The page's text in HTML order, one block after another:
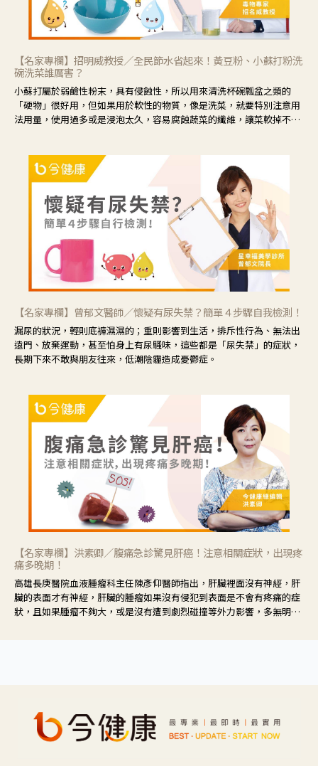
【名家專欄】招明威教授／全民節水省起來！黃豆粉、小蘇打粉洗
碗洗菜誰厲害？
小蘇打屬於弱鹼性粉末，具有侵蝕性，所以用來清洗杯碗瓢盆之類的
「硬物」很好用，但如果用於軟性的物質，像是洗菜，就要特別注意用
法用量，使用過多或是浸泡太久，容易腐蝕蔬菜的纖維，讓菜軟掉不清
【名家專欄】曾郁文醫師／懷疑有尿失禁？簡單４步驟自我檢測！
漏尿的狀況，輕則底褲濕濕的；重則影響到生活，排斥性行為、無法出
遠門、放棄運動，甚至怕身上有尿騷味，這些都是「尿失禁」的症狀，
長期下來不敢與朋友往來，低潮陰霾造成憂鬱症。
【名家專欄】洪素卿／腹痛急診驚見肝癌！注意相關症狀，出現疼
痛多晚期！
高雄長庚醫院血液腫瘤科主任陳彥仰醫師指出，肝臟裡面沒有神經，肝
臟的表面才有神經，肝臟的腫瘤如果沒有侵犯到表面是不會有疼痛的症
狀，且如果腫瘤不夠大，或是沒有遭到劇烈碰撞等外力影響，多無明顯